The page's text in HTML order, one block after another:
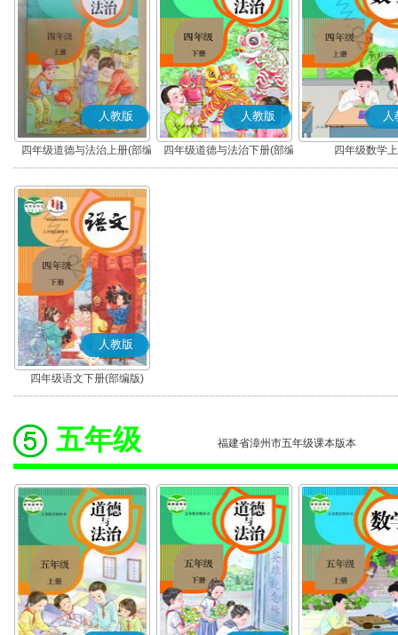
人教版
四年级道德与法治上册(部编
版)
人教版
四年级道德与法治下册(部编
版)
人
四年级数学
人教版
四年级语文下册(部编版)
五年级 福建省漳州市五年级课本版本